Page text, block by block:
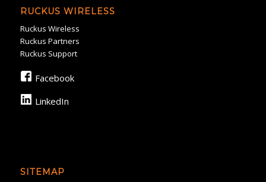
RUCKUS WIRELESS
Ruckus Wireless
Ruckus Partners
Ruckus Support
Facebook
LinkedIn
SITEMAP